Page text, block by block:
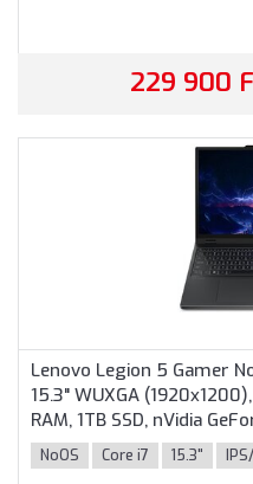
229 900
Lenovo Legion 5 Gamer
15.3" WUXGA
RAM, 1TB SSD, nVidia
billentyűzet, Operációs
Fekete színben
NoOS Core i7 15.3"